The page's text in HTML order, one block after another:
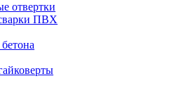
отвертки
ПВХ